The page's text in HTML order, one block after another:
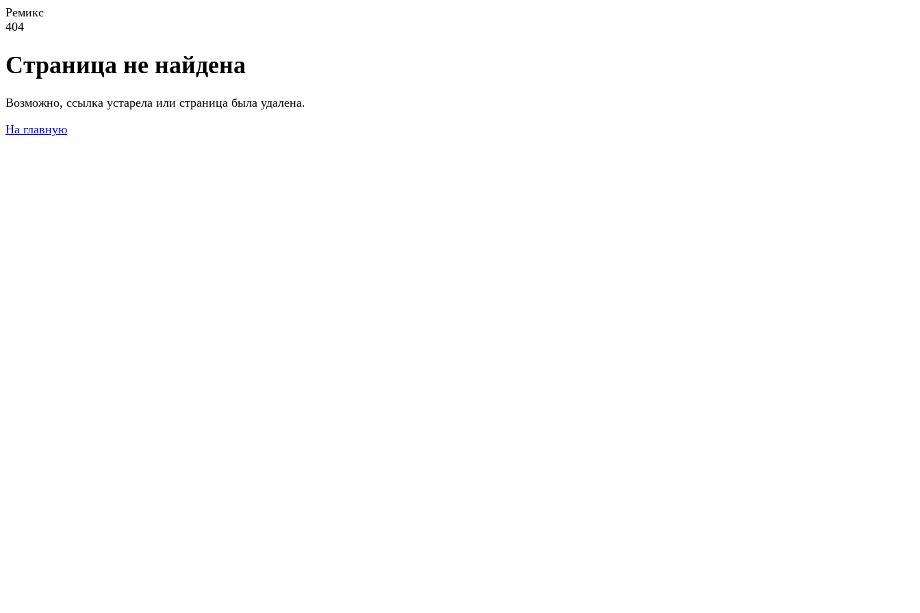
Ремикс
404
Страница не найдена
Возможно, ссылка устарела или страница была удалена.
На главную